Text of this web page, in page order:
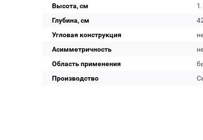
Высота, см
Глубина, см
Угловая конструкция
Асимметричность
Область применения
Производство